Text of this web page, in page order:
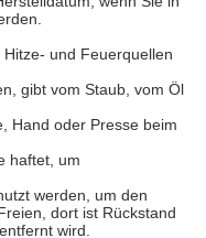
und Feuerquellen
gibt vom Staub, vom Öl
Hand oder Presse beim
haftet, um
werden, um den
dort ist Rückstand
wird.